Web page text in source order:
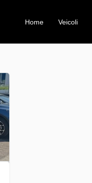
Home Veicoli